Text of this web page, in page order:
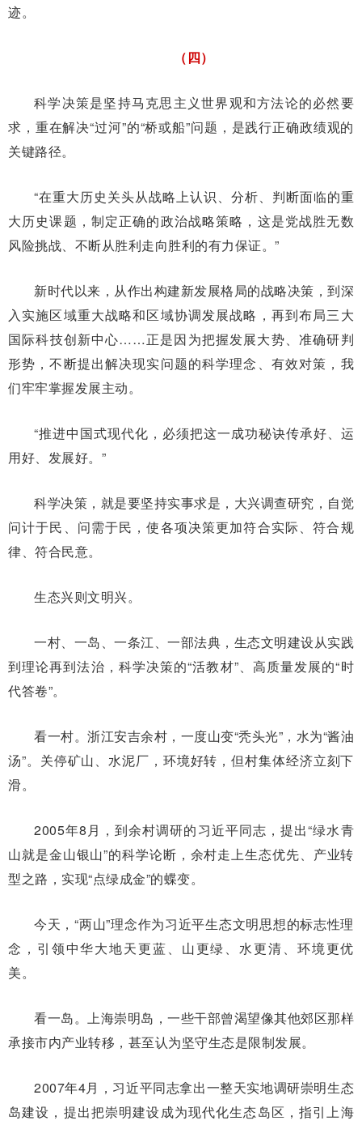
迹。
（四）
科学决策是坚持马克思主义世界观和方法论的必然要
求，重在解决“过河”的“桥或船”问题，是践行正确政绩观的
关键路径。
“在重大历史关头从战略上认识、分析、判断面临的重
大历史课题，制定正确的政治战略策略，这是党战胜无数
风险挑战、不断从胜利走向胜利的有力保证。”
新时代以来，从作出构建新发展格局的战略决策，到深
入实施区域重大战略和区域协调发展战略，再到布局三大
国际科技创新中心……正是因为把握发展大势、准确研判
形势，不断提出解决现实问题的科学理念、有效对策，我
们牢牢掌握发展主动。
“推进中国式现代化，必须把这一成功秘诀传承好、运
用好、发展好。”
科学决策，就是要坚持实事求是，大兴调查研究，自觉
问计于民、问需于民，使各项决策更加符合实际、符合规
律、符合民意。
生态兴则文明兴。
一村、一岛、一条江、一部法典，生态文明建设从实践
到理论再到法治，科学决策的“活教材”、高质量发展的“时
代答卷”。
看一村。浙江安吉余村，一度山变“秃头光”，水为“酱油
汤”。关停矿山、水泥厂，环境好转，但村集体经济立刻下
滑。
2005年8月，到余村调研的习近平同志，提出“绿水青
山就是金山银山”的科学论断，余村走上生态优先、产业转
型之路，实现“点绿成金”的蝶变。
今天，“两山”理念作为习近平生态文明思想的标志性理
念，引领中华大地天更蓝、山更绿、水更清、环境更优
美。
看一岛。上海崇明岛，一些干部曾渴望像其他郊区那样
承接市内产业转移，甚至认为坚守生态是限制发展。
2007年4月，习近平同志拿出一整天实地调研崇明生态
岛建设，提出把崇明建设成为现代化生态岛区，指引上海